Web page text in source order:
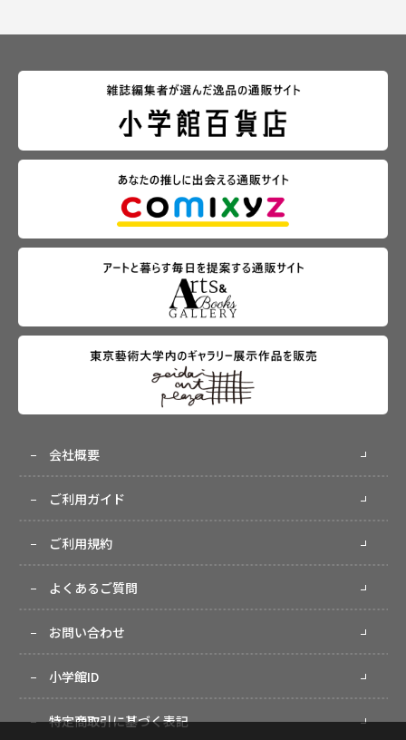
会社概要
ご利用ガイド
ご利用規約
よくあるご質問
お問い合わせ
小学館ID
特定商取引に基づく表記